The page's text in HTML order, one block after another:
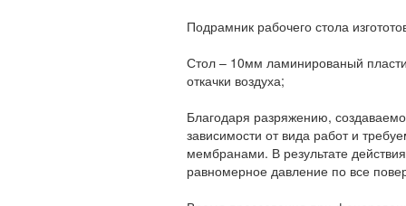
Подрамник рабочего стола
Стол – 10мм ламинированый
откачки воздуха;
Благодаря разряжению,
зависимости от вида работ и
мембранами. В результате
равномерное давление по все